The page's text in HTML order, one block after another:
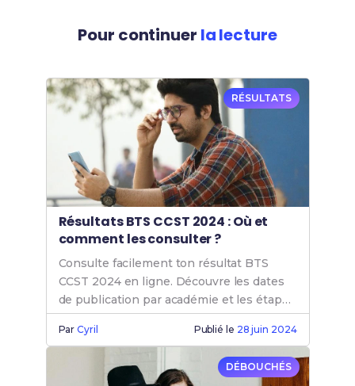
Pour continuer la lecture
RÉSULTATS
Résultats BTS CCST 2024 : Où et
comment les consulter ?
Consulte facilement ton résultat BTS
CCST 2024 en ligne. Découvre les dates
de publication par académie et les étapes
pour accéder à tes résultats.
ParCyril Publié le 28 juin 2024
DÉBOUCHÉS